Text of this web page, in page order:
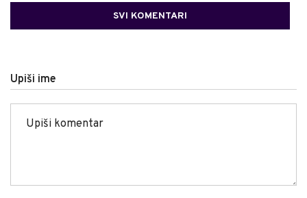
SVI KOMENTARI
Upiši ime